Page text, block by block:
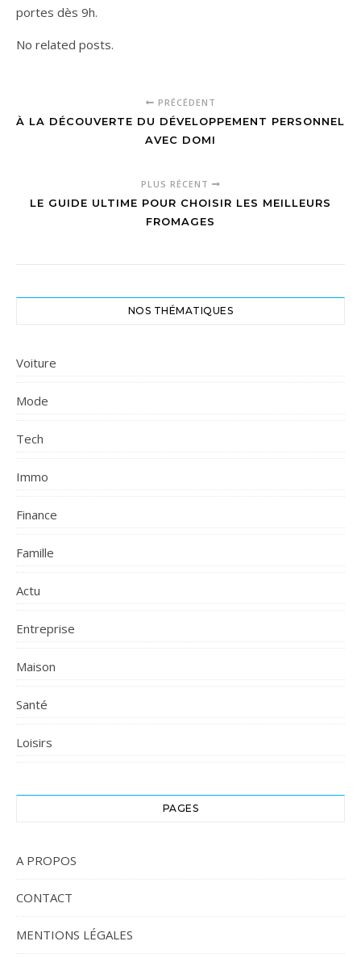
portes dès 9h.
No related posts.
PRÉCÉDENT
À LA DÉCOUVERTE DU DÉVELOPPEMENT PERSONNEL
AVEC DOMI
PLUS RÉCENT
LE GUIDE ULTIME POUR CHOISIR LES MEILLEURS
FROMAGES
NOS THÉMATIQUES
Voiture
Mode
Tech
Immo
Finance
Famille
Actu
Entreprise
Maison
Santé
Loisirs
PAGES
A PROPOS
CONTACT
MENTIONS LÉGALES